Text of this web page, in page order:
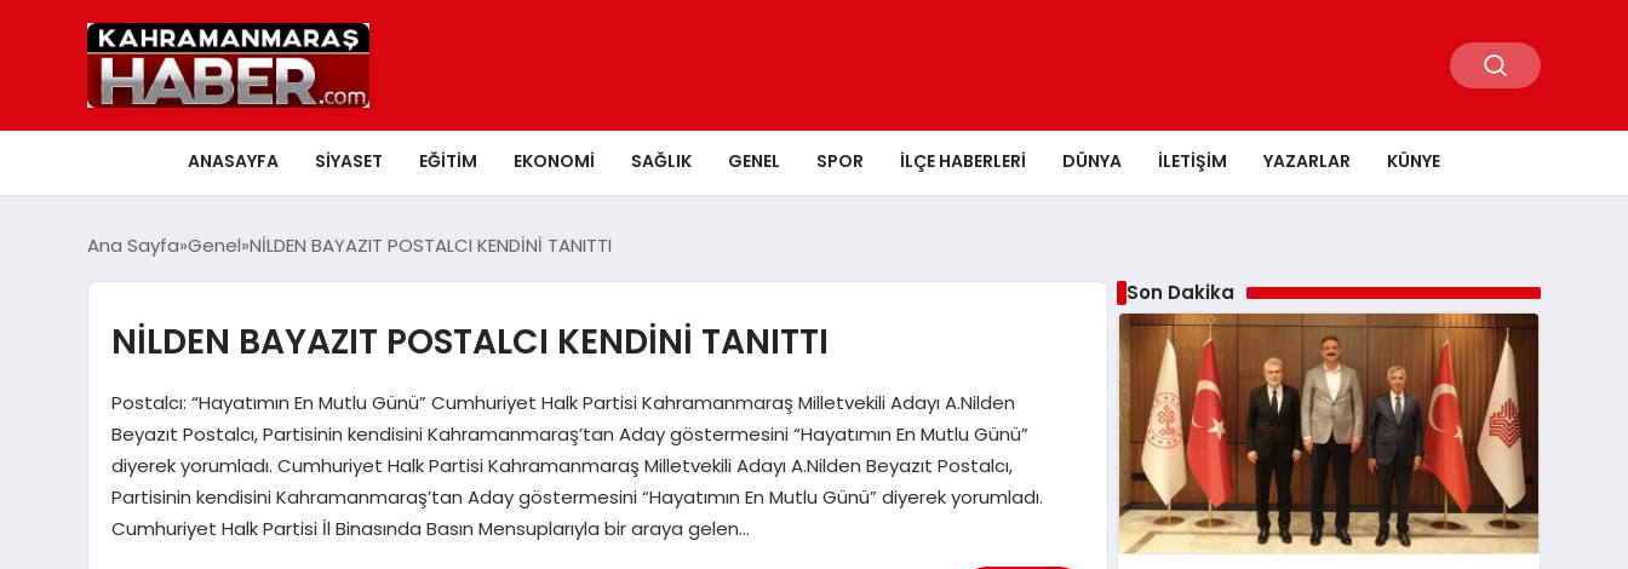
ANASAYFA SIYASET EĞITIM EKONOMI SAĞLIK GENEL SPOR İLÇE HABERLERI DÜNYA İLETIŞIM YAZARLAR KÜNYE
Ana Sayfa Genel NİLDEN BAYAZIT POSTALCI KENDİNİ TANITTI
NİLDEN BAYAZIT POSTALCI KENDİNİ TANITTI
Postalcı: “Hayatımın En Mutlu Günü” Cumhuriyet Halk Partisi Kahramanmaraş Milletvekili Adayı A.Nilden
Beyazıt Postalcı, Partisinin kendisini Kahramanmaraş’tan Aday göstermesini “Hayatımın En Mutlu Günü”
diyerek yorumladı. Cumhuriyet Halk Partisi Kahramanmaraş Milletvekili Adayı A.Nilden Beyazıt Postalcı,
Partisinin kendisini Kahramanmaraş’tan Aday göstermesini “Hayatımın En Mutlu Günü” diyerek yorumladı.
Cumhuriyet Halk Partisi İl Binasında Basın Mensuplarıyla bir araya gelen…
Son Dakika